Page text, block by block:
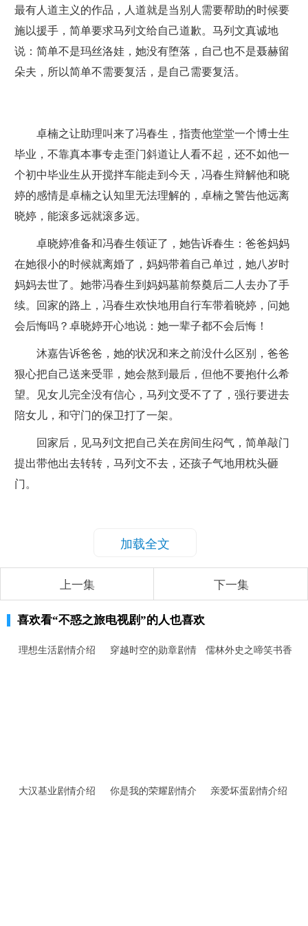
最有人道主义的作品，人道就是当别人需要帮助的时候要
施以援手，简单要求马列文给自己道歉。马列文真诚地
说：简单不是玛丝洛娃，她没有堕落，自己也不是聂赫留
朵夫，所以简单不需要复活，是自己需要复活。
卓楠之让助理叫来了冯春生，指责他堂堂一个博士生
毕业，不靠真本事专走歪门斜道让人看不起，还不如他一
个初中毕业生从开搅拌车能走到今天，冯春生辩解他和晓
婷的感情是卓楠之认知里无法理解的，卓楠之警告他远离
晓婷，能滚多远就滚多远。
卓晓婷准备和冯春生领证了，她告诉春生：爸爸妈妈
在她很小的时候就离婚了，妈妈带着自己单过，她八岁时
妈妈去世了。她带冯春生到妈妈墓前祭奠后二人去办了手
续。回家的路上，冯春生欢快地用自行车带着晓婷，问她
会后悔吗？卓晓婷开心地说：她一辈子都不会后悔！
沐嘉告诉爸爸，她的状况和来之前没什么区别，爸爸
狠心把自己送来受罪，她会熬到最后，但他不要抱什么希
望。见女儿完全没有信心，马列文受不了了，强行要进去
陪女儿，和守门的保卫打了一架。
回家后，见马列文把自己关在房间生闷气，简单敲门
提出带他出去转转，马列文不去，还孩子气地用枕头砸
门。
加载全文
上一集 下一集
喜欢看“不惑之旅电视剧”的人也喜欢
理想生活剧情介绍
穿越时空的勋章剧情
儒林外史之啼笑书香
大汉基业剧情介绍
你是我的荣耀剧情介
亲爱坏蛋剧情介绍